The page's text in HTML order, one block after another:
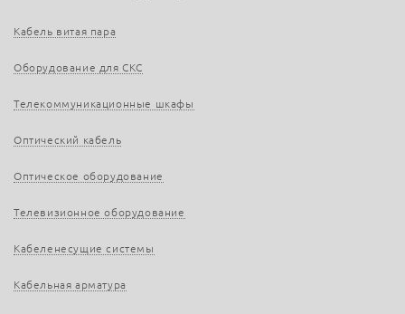
Кабель витая пара
Оборудование для СКС
Телекоммуникационные шкафы
Оптический кабель
Оптическое оборудование
Телевизионное оборудование
Кабеленесущие системы
Кабельная арматура